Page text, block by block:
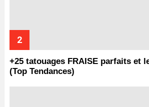
+25 tatouages ​​FRAISE parfaits et
(Top Tendances)